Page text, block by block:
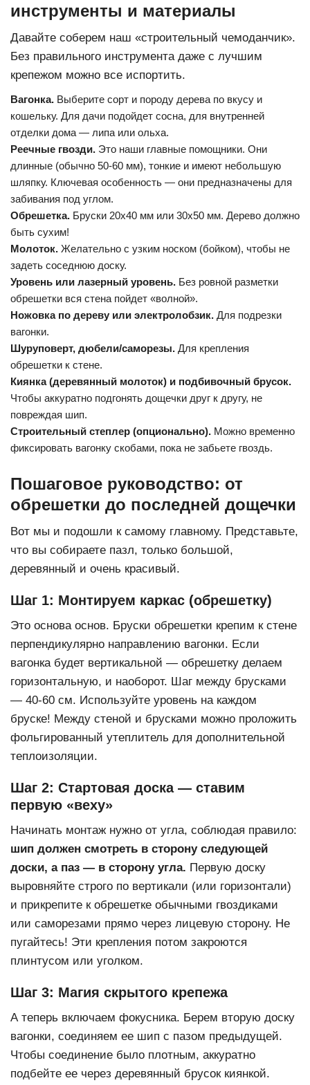
инструменты и материалы
Давайте соберем наш «строительный чемоданчик».
Без правильного инструмента даже с лучшим
крепежом можно все испортить.
Вагонка. Выберите сорт и породу дерева по вкусу и
кошельку. Для дачи подойдет сосна, для внутренней
отделки дома — липа или ольха.
Реечные гвозди. Это наши главные помощники. Они
длинные (обычно 50-60 мм), тонкие и имеют небольшую
шляпку. Ключевая особенность — они предназначены для
забивания под углом.
Обрешетка. Бруски 20х40 мм или 30х50 мм. Дерево должно
быть сухим!
Молоток. Желательно с узким носком (бойком), чтобы не
задеть соседнюю доску.
Уровень или лазерный уровень. Без ровной разметки
обрешетки вся стена пойдет «волной».
Ножовка по дереву или электролобзик. Для подрезки
вагонки.
Шуруповерт, дюбели/саморезы. Для крепления
обрешетки к стене.
Киянка (деревянный молоток) и подбивочный брусок.
Чтобы аккуратно подгонять дощечки друг к другу, не
повреждая шип.
Строительный степлер (опционально). Можно временно
фиксировать вагонку скобами, пока не забьете гвоздь.
Пошаговое руководство: от
обрешетки до последней дощечки
Вот мы и подошли к самому главному. Представьте,
что вы собираете пазл, только большой,
деревянный и очень красивый.
Шаг 1: Монтируем каркас (обрешетку)
Это основа основ. Бруски обрешетки крепим к стене
перпендикулярно направлению вагонки. Если
вагонка будет вертикальной — обрешетку делаем
горизонтальную, и наоборот. Шаг между брусками
— 40-60 см. Используйте уровень на каждом
бруске! Между стеной и брусками можно проложить
фольгированный утеплитель для дополнительной
теплоизоляции.
Шаг 2: Стартовая доска — ставим
первую «веху»
Начинать монтаж нужно от угла, соблюдая правило:
шип должен смотреть в сторону следующей
доски, а паз — в сторону угла. Первую доску
выровняйте строго по вертикали (или горизонтали)
и прикрепите к обрешетке обычными гвоздиками
или саморезами прямо через лицевую сторону. Не
пугайтесь! Эти крепления потом закроются
плинтусом или уголком.
Шаг 3: Магия скрытого крепежа
А теперь включаем фокусника. Берем вторую доску
вагонки, соединяем ее шип с пазом предыдущей.
Чтобы соединение было плотным, аккуратно
подбейте ее через деревянный брусок киянкой.